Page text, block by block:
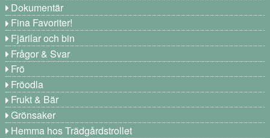
Dokumentär
Fina Favoriter!
Fjärilar och bin
Frågor & Svar
Frö
Fröodla
Frukt & Bär
Grönsaker
Hemma hos Trädgårdstrollet